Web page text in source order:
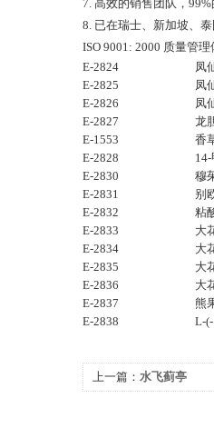
7. 高效的销售团队，
8. 已在瑞士、新加坡、
ISO 9001: 2000 质量管
E-2824
凤
E-2825
凤
E-2826
凤
E-2827
龙
E-1553
香
E-2828
E-2830
穆
E-2831
别
E-2832
粘
E-2833
大
E-2834
大
E-2835
大
E-2836
大
E-2837
熊
E-2838
L-
上一篇： 水飞蓟亭